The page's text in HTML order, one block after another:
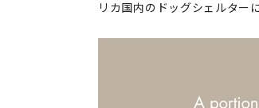
リカ国内のドッグシェルター